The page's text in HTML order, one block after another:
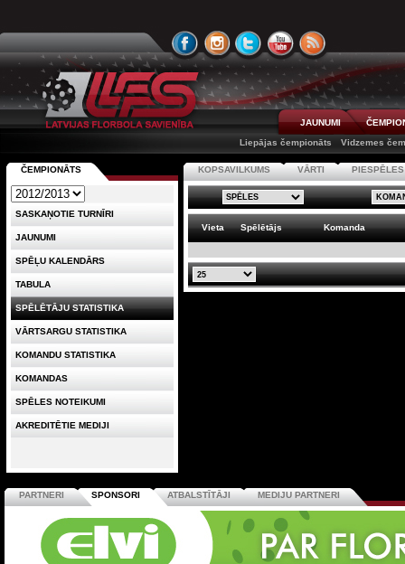
JAUNUMI
Liepājas čempionāts
Vidzemes
KOPSAVILKUMS VĀRTI PIESPĒLES
Vieta Spēlētājs Komanda
ČEMPIONĀTS
SASKAŅOTIE TURNĪRI
JAUNUMI
SPĒĻU KALENDĀRS
TABULA
SPĒLĒTĀJU STATISTIKA
VĀRTSARGU STATISTIKA
KOMANDU STATISTIKA
KOMANDAS
SPĒLES NOTEIKUMI
AKREDITĒTIE MEDIJI
PARTNERI SPONSORI ATBALSTĪTĀJI MEDIJU PARTNERI